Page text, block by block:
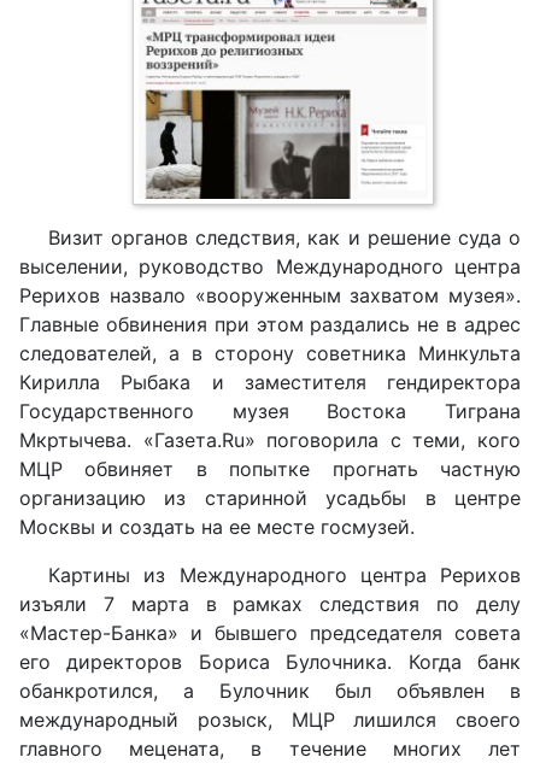
Визит органов следствия, как и решение суда о
выселении, руководство Международного центра
Рерихов назвало «вооруженным захватом музея».
Главные обвинения при этом раздались не в адрес
следователей, а в сторону советника Минкульта
Кирилла Рыбака и заместителя гендиректора
Государственного музея Востока Тиграна
Мкртычева. «Газета.Ru» поговорила с теми, кого
МЦР обвиняет в попытке прогнать частную
организацию из старинной усадьбы в центре
Москвы и создать на ее месте госмузей.
Картины из Международного центра Рерихов
изъяли 7 марта в рамках следствия по делу
«Мастер-Банка» и бывшего председателя совета
его директоров Бориса Булочника. Когда банк
обанкротился, а Булочник был объявлен в
международный розыск, МЦР лишился своего
главного мецената, в течение многих лет